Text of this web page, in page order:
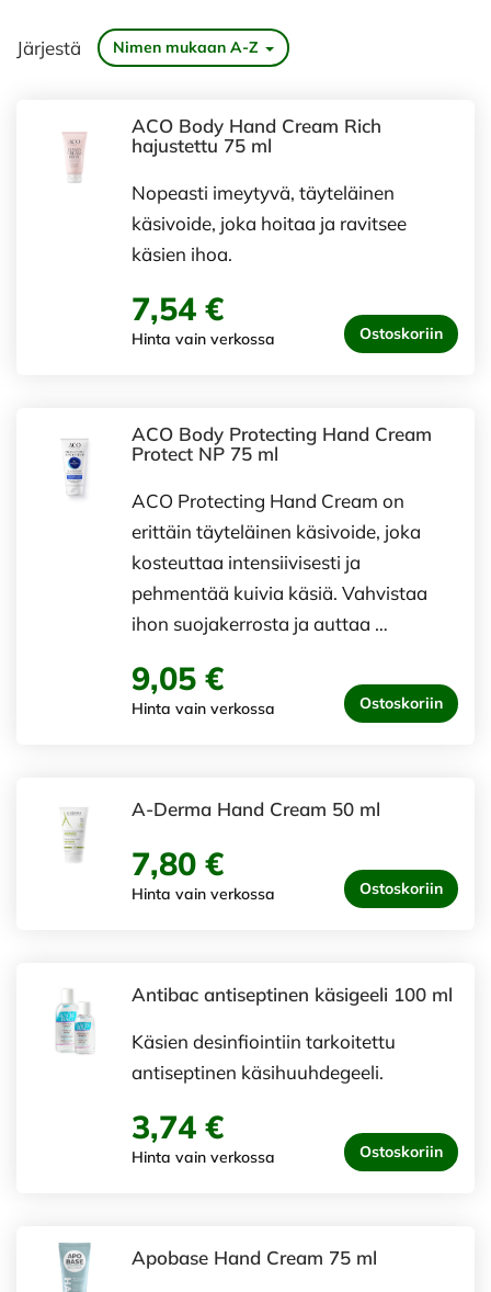
Järjestä Nimen mukaan A-Z
ACO Body Hand Cream Rich
hajustettu 75 ml
Nopeasti imeytyvä, täyteläinen
käsivoide, joka hoitaa ja ravitsee
käsien ihoa.
7,54 €
Hinta vain verkossa Ostoskoriin
ACO Body Protecting Hand Cream
Protect NP 75 ml
ACO Protecting Hand Cream on
erittäin täyteläinen käsivoide, joka
kosteuttaa intensiivisesti ja
pehmentää kuivia käsiä. Vahvistaa
ihon suojakerrosta ja auttaa …
9,05 €
Hinta vain verkossa Ostoskoriin
A-Derma Hand Cream 50 ml
7,80 €
Hinta vain verkossa Ostoskoriin
Antibac antiseptinen käsigeeli 100 ml
Käsien desinfiointiin tarkoitettu
antiseptinen käsihuuhdegeeli.
3,74 €
Hinta vain verkossa Ostoskoriin
Apobase Hand Cream 75 ml